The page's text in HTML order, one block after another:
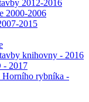
2012-2016
2000-2006
2015
knihovny - 2016
- 2017
Horního rybníka -